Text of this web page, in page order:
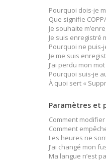
Pourquoi dois-je
Que signifie
Je souhaite
Je suis enregistré
Pourquoi ne puis-
Je me suis
J’ai perdu mon
Pourquoi suis-je
À quoi sert «
Paramètres et
Comment
Comment
Les heures ne
J’ai changé mon
Ma langue n’est